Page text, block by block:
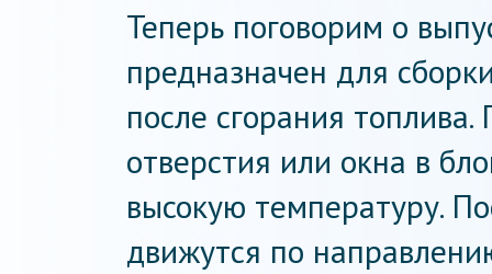
Теперь поговорим о
предназначен для
после сгорания
отверстия или окна в
высокую температуру.
движутся по